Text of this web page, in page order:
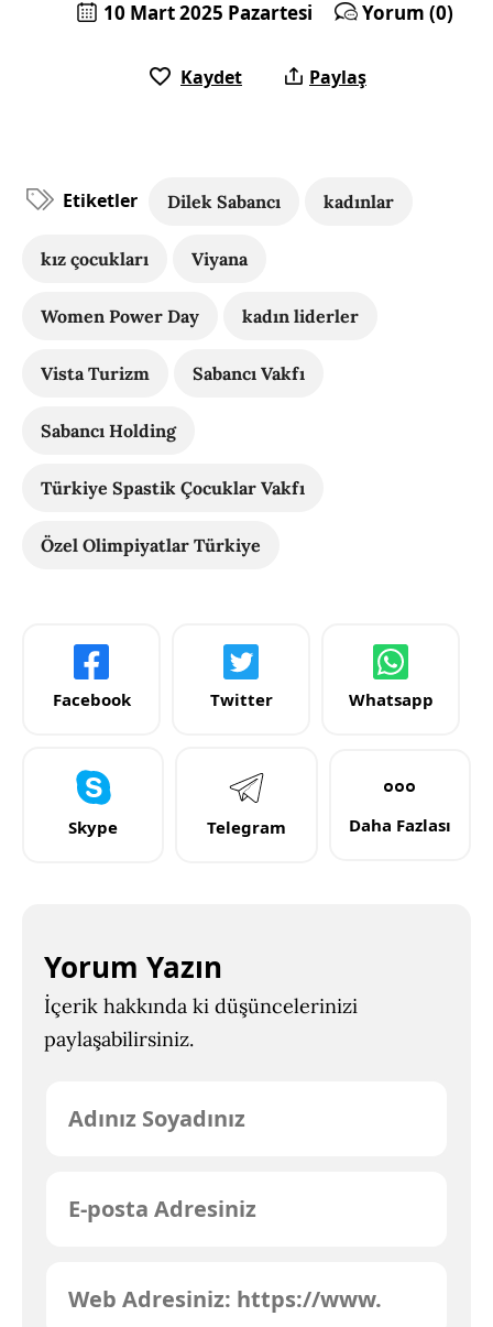
10 Mart 2025 Pazartesi Yorum (0)
Kaydet Paylaş
Etiketler Dilek Sabancı kadınlar
kız çocukları Viyana
Women Power Day kadın liderler
Vista Turizm Sabancı Vakfı
Sabancı Holding
Türkiye Spastik Çocuklar Vakfı
Özel Olimpiyatlar Türkiye
Facebook Twitter Whatsapp
Skype Telegram Daha Fazlası
Yorum Yazın
İçerik hakkında ki düşüncelerinizi
paylaşabilirsiniz.